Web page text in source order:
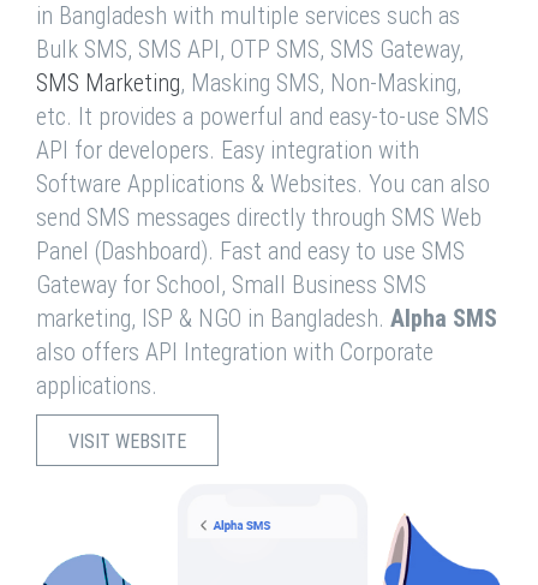
in Bangladesh with multiple services such as
Bulk SMS, SMS API, OTP SMS, SMS Gateway,
SMS Marketing, Masking SMS, Non-Masking,
etc. It provides a powerful and easy-to-use SMS
API for developers. Easy integration with
Software Applications & Websites. You can also
send SMS messages directly through SMS Web
Panel (Dashboard). Fast and easy to use SMS
Gateway for School, Small Business SMS
marketing, ISP & NGO in Bangladesh. Alpha SMS
also offers API Integration with Corporate
applications.
VISIT WEBSITE